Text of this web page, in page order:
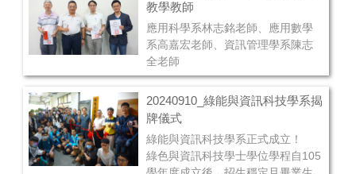
教學教師
應用科學系林志銘老師、應用數學
系高嘉宏老師、資訊管理學系陳志
全老師
20240910_綠能與資訊科技學系揭
牌儀式
綠能與資訊科技學系正式成立！
綠色與資訊科技學士學位學程自105